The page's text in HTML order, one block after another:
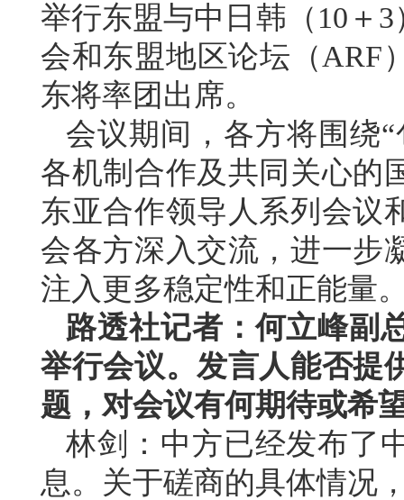
举行东盟与中日韩（10＋
会和东盟地区论坛（ARF
东将率团出席。
会议期间，各方将围绕
各机制合作及共同关心的
东亚合作领导人系列会议
会各方深入交流，进一步
注入更多稳定性和正能量
路透社记者：何立峰副
举行会议。发言人能否提
题，对会议有何期待或希
林剑：中方已经发布了
息。关于磋商的具体情况